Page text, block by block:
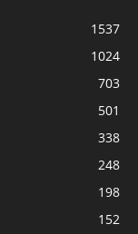
1537
1024
703
501
338
248
198
152